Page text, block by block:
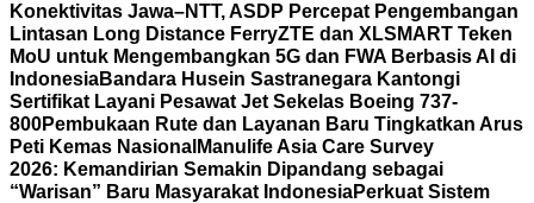
Konektivitas Jawa–NTT, ASDP Percepat Pengembangan
Lintasan Long Distance FerryZTE dan XLSMART Teken
MoU untuk Mengembangkan 5G dan FWA Berbasis AI di
IndonesiaBandara Husein Sastranegara Kantongi
Sertifikat Layani Pesawat Jet Sekelas Boeing 737-
800Pembukaan Rute dan Layanan Baru Tingkatkan Arus
Peti Kemas Nasional Manulife Asia Care Survey
2026: Kemandirian Semakin Dipandang sebagai
“Warisan” Baru Masyarakat IndonesiaPerkuat Sistem